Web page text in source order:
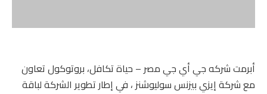
أبرمت شركه جي أي جي مصر – حياة تكافل، بروتوكول تعاون
مع شركة إيزي بيزنس سوليوشنز ، في إطار تطوير الشركة لباقة